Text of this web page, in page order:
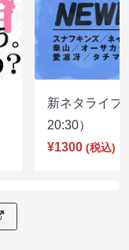
新ネタライ
20:30）
¥1300 (税込)